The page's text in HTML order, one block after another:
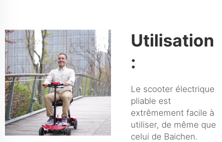
Utilisation
:
Le scooter électrique
pliable est
extrêmement facile à
utiliser, de même que
celui de Baichen.